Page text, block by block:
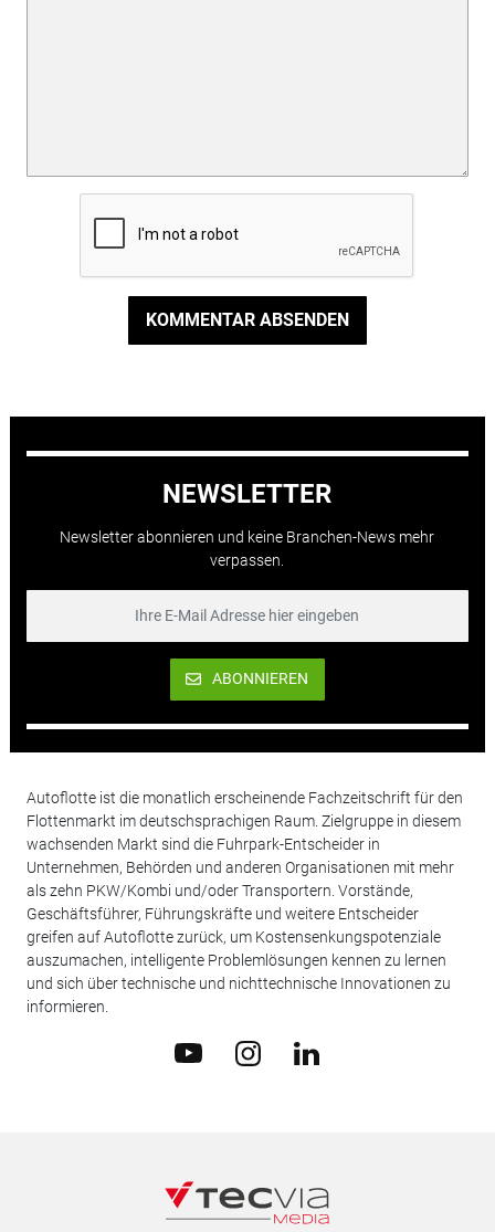
KOMMENTAR ABSENDEN
NEWSLETTER
Newsletter abonnieren und keine Branchen-News mehr
verpassen.
ABONNIEREN
Autoflotte ist die monatlich erscheinende Fachzeitschrift für den
Flottenmarkt im deutschsprachigen Raum. Zielgruppe in diesem
wachsenden Markt sind die Fuhrpark-Entscheider in
Unternehmen, Behörden und anderen Organisationen mit mehr
als zehn PKW/Kombi und/oder Transportern. Vorstände,
Geschäftsführer, Führungskräfte und weitere Entscheider
greifen auf Autoflotte zurück, um Kostensenkungspotenziale
auszumachen, intelligente Problemlösungen kennen zu lernen
und sich über technische und nichttechnische Innovationen zu
informieren.